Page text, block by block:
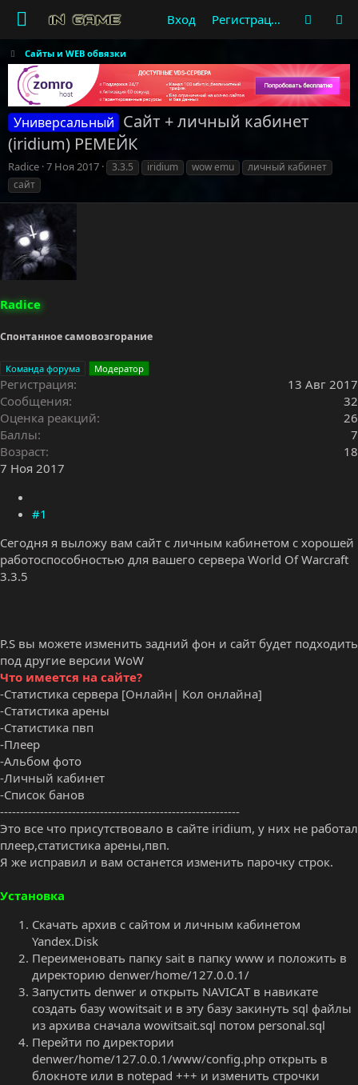
Вход Регистрация
Сайты и WEB обвязки
Универсальный Сайт + личный кабинет
(iridium) РЕМЕЙК
А
в
т
р
т
м
Radice Д
н
а
ч
а
л
7 Ноя 2017 Т
е
3.3.5 iridium wow emu
личный кабинет
сайт
Radice
Спонтанное самовозгорание
Команда форума Модератор
Регистрация
13 Авг 2017
Сообщения
32
Оценка реакций
26
Баллы
7
Возраст
18
7 Ноя 2017
#1
Сегодня я выложу вам сайт с личным кабинетом с хорошей
работоспособностью для вашего сервера World Of Warcraft
3.3.5
P.S вы можете изменить задний фон и сайт будет подходить
под другие версии WoW
Что имеется на сайте?
-Статистика сервера [Онлайн| Кол онлайна]
-Статистика арены
-Статистика пвп
-Плеер
-Альбом фото
-Личный кабинет
-Список банов
------------------------------------------------------------
Это все что присутствовало в сайте iridium, у них не работал
плеер,статистика арены,пвп.
Я же исправил и вам останется изменить парочку строк.
Установка
Скачать архив с сайтом и личным кабинетом
Yandex.Disk
Переименовать папку sait в папку www и положить в
директорию denwer/home/127.0.0.1/
Запустить denwer и открыть NAVICAT в навикате
создать базу wowitsait и в эту базу закинуть sql файлы
из архива сначала wowitsait.sql потом personal.sql
Перейти по директории
denwer/home/127.0.0.1/www/config.php открыть в
блокноте или в notepad +++ и изменить строчки